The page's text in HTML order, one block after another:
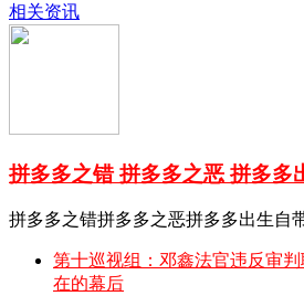
相关资讯
拼多多之错 拼多多之恶 拼多多
拼多多之错拼多多之恶拼多多出生自
第十巡视组：邓鑫法官违反审
在的幕后